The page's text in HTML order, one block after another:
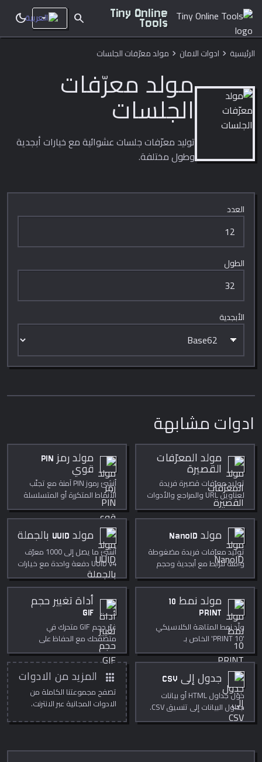
Tiny Online
Tools
search
dark_mode
الرئيسية chevron_right ادوات الامان chevron_right مولد معرّفات الجلسات
مولد معرّفات
الجلسات
توليد معرّفات جلسات عشوائية مع خيارات أبجدية
وطول مختلفة.
العدد
الطول
الأبجدية
ادوات مشابهة
مولد المعرّفات
القصيرة
توليد معرّفات قصيرة فريدة
لعناوين URL والمراجع والأدوات
الداخلية.
مولد رمز PIN
قوي
أنشئ رموز PIN آمنة مع تجنّب
الأنماط المتكررة أو المتسلسلة
الواضحة.
مولد NanoID
توليد معرّفات فريدة مضغوطة
وآمنة للرابط مع أبجدية وحجم
قابل للتخصيص.
مولد UUID بالجملة
أنشئ ما يصل إلى 1000 معرّف
UUID v4 دفعة واحدة مع خيارات
التنسيق.
مولد نمط 10
PRINT
ولّد نمط المتاهة الكلاسيكي
'10 PRINT' الخاص بـ
Commodore 64 بصيغة SVG —
تحكم في الشبكة والالوان
والسمك.
أداة تغيير حجم
GIF
غيّر حجم GIF متحرك في
متصفحك مع الحفاظ على
الحركة. قفل النسبة، عمق لون
قابل للضبط.
جدول إلى CSV
حوّل جداول HTML أو بيانات
جداول البيانات إلى تنسيق CSV.
apps المزيد من الادوات
تصفح مجموعتنا الكاملة من
الادوات المجانية عبر الانترنت.